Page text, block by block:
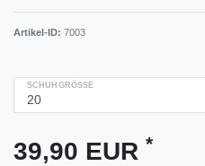
Artikel-ID: 7003
SCHUHGRÖSSE
39,90 EUR *